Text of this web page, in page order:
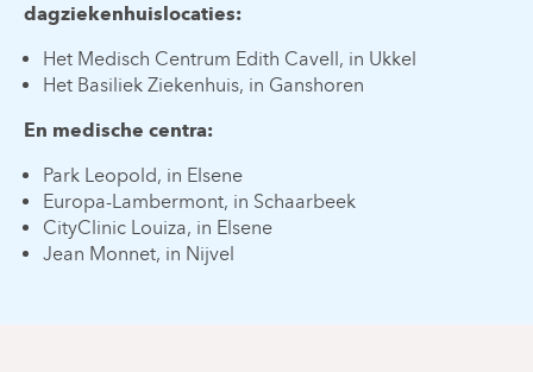
dagziekenhuislocaties:
Het Medisch Centrum Edith Cavell, in Ukkel
Het Basiliek Ziekenhuis, in Ganshoren
En medische centra:
Park Leopold, in Elsene
Europa-Lambermont, in Schaarbeek
CityClinic Louiza, in Elsene
Jean Monnet, in Nijvel